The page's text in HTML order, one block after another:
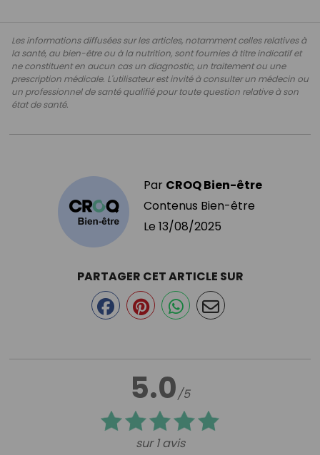
Les informations diffusées sur les articles, notamment celles relatives à
la santé, au bien-être ou à la nutrition, sont fournies à titre indicatif et
ne constituent en aucun cas un diagnostic, un traitement ou une
prescription médicale. L'utilisateur est invité à consulter un médecin ou
un professionnel de santé qualifié pour toute question relative à son
état de santé.
Par CROQ Bien-être
Contenus Bien-être
Le 13/08/2025
5.0/5
sur 1 avis
PARTAGER CET ARTICLE SUR